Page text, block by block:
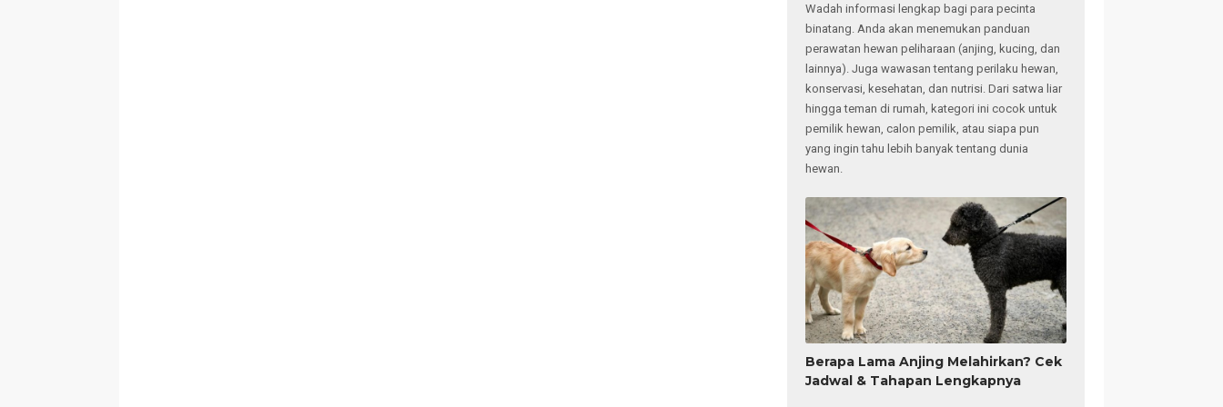
Wadah informasi lengkap bagi para pecinta
binatang. Anda akan menemukan panduan
perawatan hewan peliharaan (anjing, kucing, dan
lainnya). Juga wawasan tentang perilaku hewan,
konservasi, kesehatan, dan nutrisi. Dari satwa liar
hingga teman di rumah, kategori ini cocok untuk
pemilik hewan, calon pemilik, atau siapa pun
yang ingin tahu lebih banyak tentang dunia
hewan.
Berapa Lama Anjing Melahirkan? Cek
Jadwal & Tahapan Lengkapnya